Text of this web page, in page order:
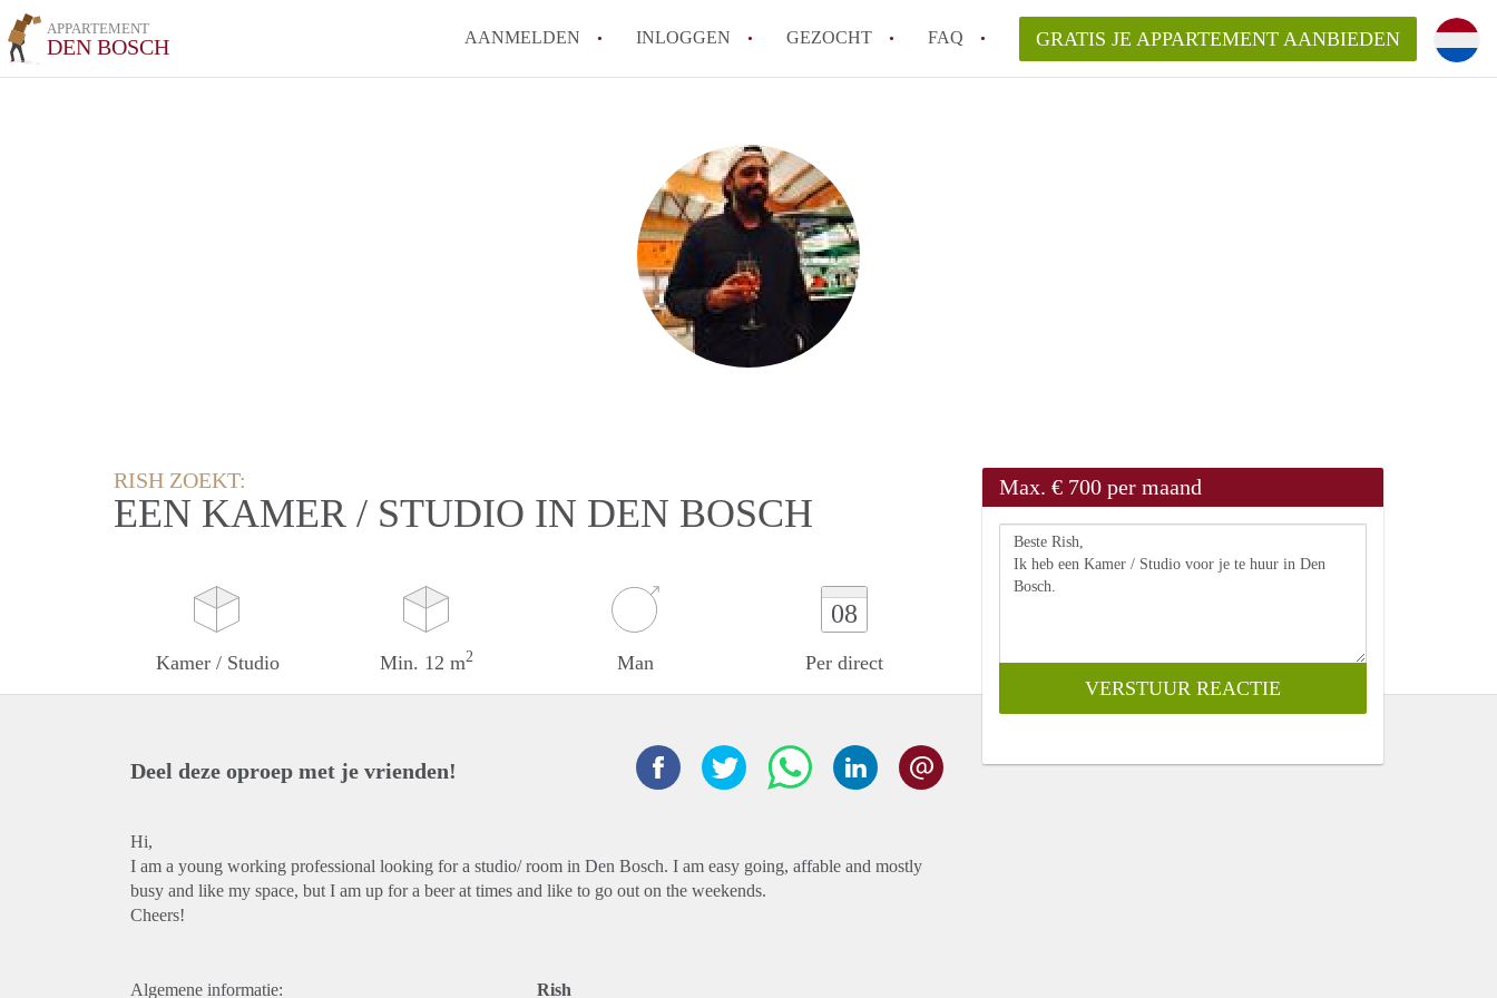
APPARTEMENT
DEN BOSCH AANMELDEN INLOGGEN GEZOCHT FAQ
How to translate AppartementDenBosch!
Wat is AppartementDenBosch?
Hoeveel kost het om te reageren op een Appartement in Den Bosch?
Wat is de privacyverklaring van AppartementDenBosch?
Berekent AppartementDenBosch
makelaarsvergoeding/bemiddelingsvergoeding?
Alle veelgestelde vragen
GRATIS JE APPARTEMENT AANBIEDEN
RISH ZOEKT:
EEN KAMER / STUDIO IN DEN BOSCH
Kamer / Studio Min. 12 m2 Man
08
Per direct
Max. € 700 per maand
Deel deze oproep met je vrienden!
Hi,
I am a young working professional looking for a studio/ room in Den Bosch. I am easy going, affable and mostly
busy and like my space, but I am up for a beer at times and like to go out on the weekends.
Cheers!
Algemene informatie: Rish